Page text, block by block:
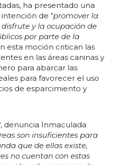
ha presentado una
de “promover la
y la ocupación de
por parte de la
esta moción critican las
en las áreas caninas y
para abarcar las
para favorecer el uso
de esparcimiento y
, denuncia Inmaculada
son insuficientes para
que de ellas existe,
no cuentan con estas